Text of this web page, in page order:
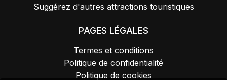
Suggérez d'autres attractions touristiques
PAGES LÉGALES
Termes et conditions
Politique de confidentialité
Politique de cookies